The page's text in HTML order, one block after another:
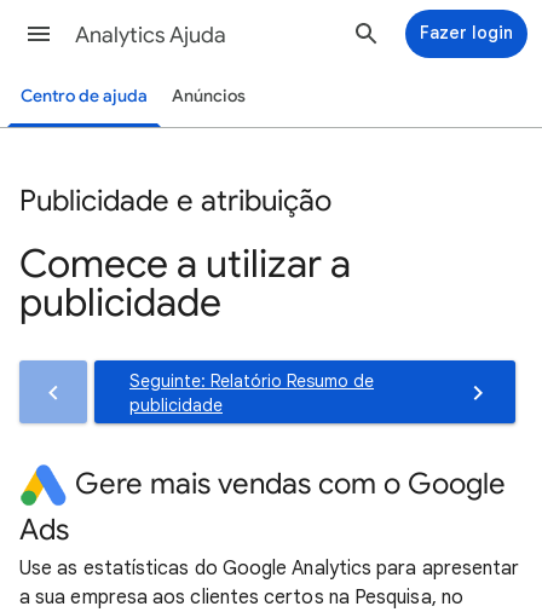
Analytics Ajuda Fazer login
Centro de ajuda Anúncios
Publicidade e atribuição
Comece a utilizar a
publicidade
Seguinte: Relatório Resumo de
publicidade
Gere mais vendas com o Google
Ads
Use as estatísticas do Google Analytics para apresentar
a sua empresa aos clientes certos na Pesquisa, no